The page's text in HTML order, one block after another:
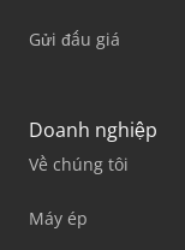
Gửi đấu giá
Doanh nghiệp
Về chúng tôi
Máy ép